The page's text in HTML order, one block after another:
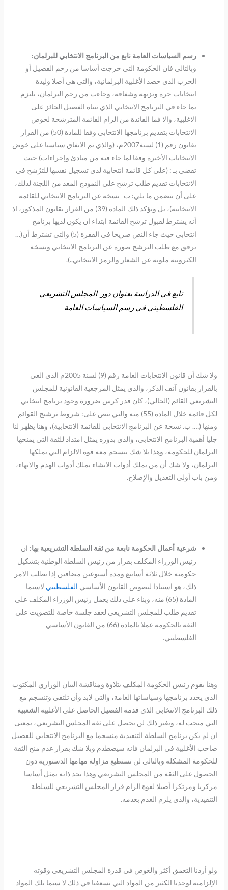
رسم السياسات العامة نابع من البرنامج الانتخابي للبرلمان:
وبالتالي فان الحكومة التي خرجت أساسا من رحم الفصيل أو
الحزب الذي حصد الأغلبية البرلمانية، والتي هي أصلا وليدة
انتخابات حرة ونزيهة وشفافة، وجاءت من رحم البرلمان، تلتزم
بما جاء في البرنامج الانتخابي الذي تبناه الفصيل الحائز على
الاغلبية، والا فما الفائدة من الزام القائمة المترشحة لخوض
الانتخابات بتقديم برنامجها الانتخابي وفقا للمادة (50) من القرار
بقانون رقم (1) لسنة2007م، (والذي تم الاتفاق سياسيا على خوض
الانتخابات الأخيرة وفقا لما جاء فيه من مبادئ وإجراءات) حيث
تقضي بـ : (على كل قائمة انتخابية لدى تسجيل نفسها للترُشح في
الانتخابات تقديم طلب ترشح على النموذج المعد من اللجنة لذلك،
على أن يتضمن ما يلي: ب- نسخة عن البرنامج الانتخابي للقائمة
الانتخابية)، بل وتؤكد ذلك المادة (39) من القرار بقانون المذكور، اذ
أنه يشترط لقبول ترشح القائمة ابتداء ان يكون لديها برنامج
انتخابي حيث جاء النص صريحا في الفقرة (5) والتي تشترط أن(…
يرفق مع طلب الترشح صورة عن البرنامج الانتخابي ونسخة
الكترونية ملونة عن الشعار والرمز الانتخابي..).
تابع في الدراسة بعنوان دور المجلس التشريعي
الفلسطيني في رسم السياسات العامة
ولا شك أن قانون الانتخابات العامة رقم (9) لسنة 2005م الذي الغي
بالقرار بقانون آنف الذكر، والذي يمثل المرجعية القانونية للمجلس
التشريعي القائم (الحالي)، كان قدر كرس ضرورة وجود برنامج انتخابي
لكل قائمة خلال المادة (55) منه والتي تنص على: شروط ترشيح القوائم
ومنها (…. ب. نسخة عن البرنامج الانتخابي للقائمة الانتخابية)، وهنا يظهر لنا
جليا أهمية البرنامج الانتخابي، والذي بدوره يمثل امتداد للثقة التي يمنحها
البرلمان للحكومة، وهذا بلا شك ينسجم معه قوة الالزام التي يملكها
البرلمان، ولا شك أن من يملك أدوات الانشاء يملك أدوات الهدم والانهاء،
ومن باب أولى التعديل والإصلاح.
شرعية أعمال الحكومة نابعة من ثقة السلطة التشريعية بها: ان
رئيس الوزراء المكلف بقرار من رئيس السلطة الوطنية بتشكيل
حكومته خلال ثلاثة أسابيع ومدة أسبوعين مضافين إذا تطلب الامر
ذلك، هو استنادا لنصوص القانون الأساسي الفلسطيني لاسيما
المادة (65) منه، وبناء على ذلك يعمل رئيس الوزراء المكلف على
تقديم طلب للمجلس التشريعي لعقد جلسة خاصة للتصويت على
الثقة بالحكومة عملا بالمادة (66) من القانون الأساسي
الفلسطيني.
وهنا يقوم رئيس الحكومة المكلف بتلاوة ومناقشة البيان الوزاري المكتوب
الذي يحدد برنامجها وسياساتها العامة، والتي لابد وأن تلتقي وتنسجم مع
ذلك البرنامج الانتخابي الذي قدمه الفصيل الحاصل على الأغلبية الشعبية
التي منحت له، وبغير ذلك لن يحصل على ثقة المجلس التشريعي، بمعنى
ان لم يكن برنامج السلطة التنفيذية منسجما مع البرنامج الانتخابي للفصيل
صاحب الأغلبية في البرلمان فانه سيصطدم وبلا شك بقرار عدم منح الثقة
للحكومة المشكلة وبالتالي لن تستطيع مزاولة مهامها الدستورية دون
الحصول على الثقة من المجلس التشريعي وهذا بحد ذاته يمثل أساسا
مركزيا ومرتكزا أصيلا لقوة الزام قرار المجلس التشريعي للسلطة
التنفيذية، والذي يلزم العدم بعدمه.
ولو أردنا التعمق أكثر والغوص في قدرة المجلس التشريعي وقوته
الإلزامية لوجدنا الكثير من المواد التي تسعفنا في ذلك لا سيما تلك المواد